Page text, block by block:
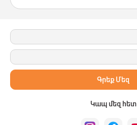
Գրեք Մեզ
Կապ մեզ հետ